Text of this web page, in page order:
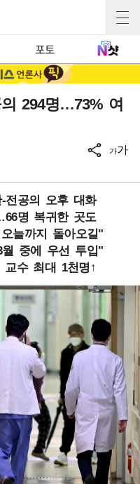
포토
294명…73% 여
가가
전공의 오후 대화
명 복귀한 곳도
늘까지 돌아오길"
중에 우선 투입"
수 최대 1천명↑